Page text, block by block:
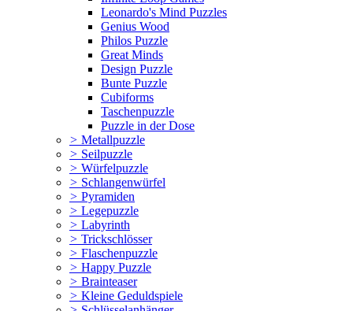
Leonardo's Mind Puzzles
Genius Wood
Philos Puzzle
Great Minds
Design Puzzle
Bunte Puzzle
Cubiforms
Taschenpuzzle
Puzzle in der Dose
> Metallpuzzle
> Seilpuzzle
> Würfelpuzzle
> Schlangenwürfel
> Pyramiden
> Legepuzzle
> Labyrinth
> Trickschlösser
> Flaschenpuzzle
> Happy Puzzle
> Brainteaser
> Kleine Geduldspiele